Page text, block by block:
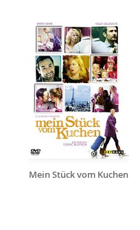
Mein Stück vom Kuchen